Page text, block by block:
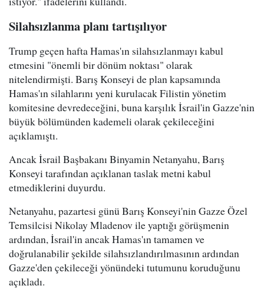
Silahsızlanma planı tartışılıyor
Trump geçen hafta Hamas'ın silahsızlanmayı kabul
etmesini "önemli bir dönüm noktası" olarak
nitelendirmişti. Barış Konseyi de plan kapsamında
Hamas'ın silahlarını yeni kurulacak Filistin yönetim
komitesine devredeceğini, buna karşılık İsrail'in Gazze'nin
büyük bölümünden kademeli olarak çekileceğini
açıklamıştı.
Ancak İsrail Başbakanı Binyamin Netanyahu, Barış
Konseyi tarafından açıklanan taslak metni kabul
etmediklerini duyurdu.
Netanyahu, pazartesi günü Barış Konseyi'nin Gazze Özel
Temsilcisi Nikolay Mladenov ile yaptığı görüşmenin
ardından, İsrail'in ancak Hamas'ın tamamen ve
doğrulanabilir şekilde silahsızlandırılmasının ardından
Gazze'den çekileceği yönündeki tutumunu koruduğunu
açıkladı.